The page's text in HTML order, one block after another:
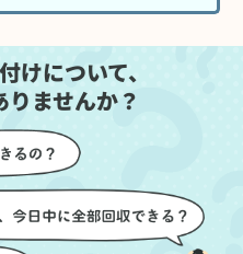
けについて、
ませんか？